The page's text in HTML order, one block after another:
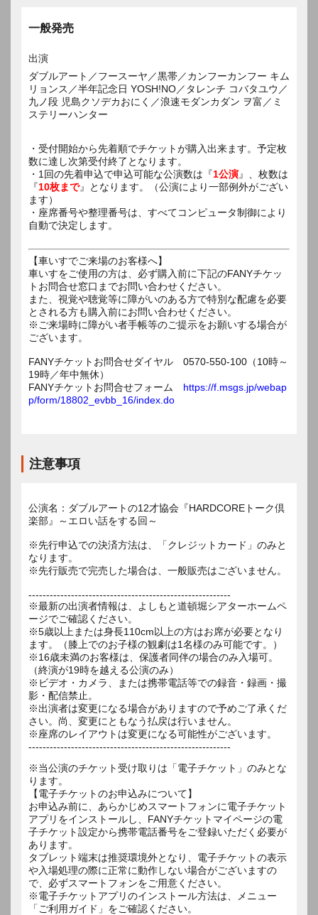
一般発売
出演
ダブルアート／フースーヤ／黒帯／カンフーカンフー キム
リョンス／半年記念日 YOSH!NO／タレンチ コバタユウ／
九ノ段 児島クソデカおにく／浪速モダンカダン ヲ富／ミ
ステリーハンター
・受付開始から先着順でチケットが購入出来ます。予定枚
数に達し次第受付終了となります。
・1回の先着申込で申込可能な公演数は『1公演』、枚数は
『10枚まで』となります。（公演により一部例外がござい
ます）
・座席番号や整理番号は、すべてコンピュータ制御により
自動で決定します。
【車いすでご来場のお客様へ】
車いすをご使用の方は、必ず購入前に下記のFANYチケッ
トお問合せ窓口までお問い合わせください。
また、視覚や聴覚等に障がいのある方で特別な配慮を必要
とされる方も購入前にお問い合わせください。
※ご来場時に障がい者手帳等のご提示をお願いする場合が
ございます。
FANYチケットお問合せダイヤル 0570-550-100（10時～
19時／年中無休）
FANYチケットお問合せフォーム https://f.msgs.jp/webap
p/form/18802_evbb_16/index.do
注意事項
公演名：ダブルアートの12才協会『HARDCOREトーク倶
楽部』～エロい話をする回～
※先行申込での決済方法は、「クレジットカード」のみと
なります。
※先行販売で完売した場合は、一般販売はございません。
---------------------------------------------------------
※最新の出演者情報は、よしもと道頓堀シアターホームペ
ージでご確認ください。
※5歳以上または身長110cm以上の方はお席が必要となり
ます。（膝上でのお子様の観劇は1名様のみ可能です。）
※16歳未満のお客様は、保護者同伴の場合のみ入場可。
（終演が19時を越える公演のみ）
※ビデオ・カメラ、または携帯電話等での録音・録画・撮
影・配信禁止。
※出演者は変更になる場合がありますので予めご了承くだ
さい。尚、変更にともなう払戻は行いません。
※座席のレイアウトは変更になる可能性がございます。
---------------------------------------------------------
※当公演のチケット受け取りは「電子チケット」のみとな
ります。
【電子チケットのお申込みについて】
お申込み前に、あらかじめスマートフォンに電子チケット
アプリをインストールし、FANYチケットマイページの電
子チケット設定から携帯電話番号をご登録いただく必要が
あります。
タブレット端末は推奨環境外となり、電子チケットの表示
や入場処理の際に正常に動作しない場合がございますの
で、必ずスマートフォンをご用意ください。
※電子チケットアプリのインストール方法は、メニュー
「ご利用ガイド」をご確認ください。